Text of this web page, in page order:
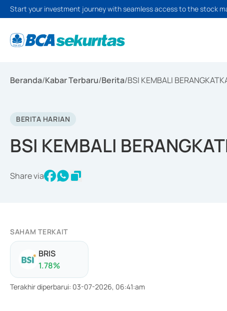
Start your investment journey with seamless access to the stock
Beranda/Kabar Terbaru/Berita/BSI KEMBALI
BERITA HARIAN
BSI KEMBALI
Share via
SAHAM TERKAIT
BRIS
1.78%
Terakhir diperbarui: 03-07-2026, 06:41:am